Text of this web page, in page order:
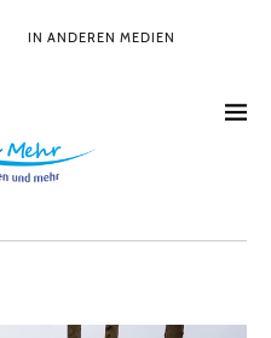
IN ANDEREN MEDIEN